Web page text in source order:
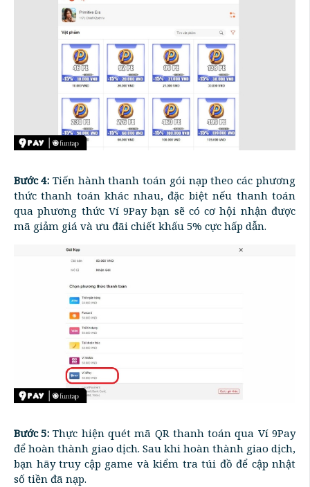
Bước 4: Tiến hành thanh toán gói nạp theo các phương
thức thanh toán khác nhau, đặc biệt nếu thanh toán
qua phương thức Ví 9Pay bạn sẽ có cơ hội nhận được
mã giảm giá và ưu đãi chiết khấu 5% cực hấp dẫn.
Bước 5: Thực hiện quét mã QR thanh toán qua Ví 9Pay
để hoàn thành giao dịch. Sau khi hoàn thành giao dịch,
bạn hãy truy cập game và kiểm tra túi đồ để cập nhật
số tiền đã nạp.